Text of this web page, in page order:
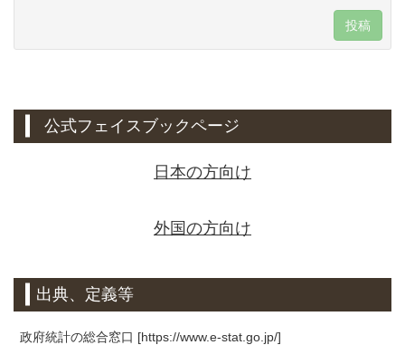
投稿
公式フェイスブックページ
日本の方向け
外国の方向け
出典、定義等
政府統計の総合窓口 [https://www.e-stat.go.jp/]